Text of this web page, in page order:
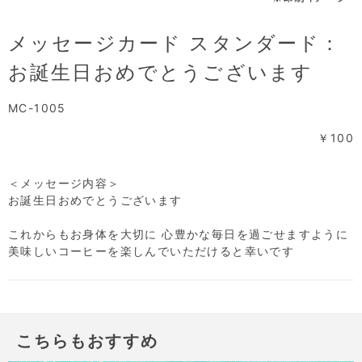
メッセージカード スタンダード：
お誕生日おめでとうございます
MC-1005
￥100
＜メッセージ内容＞
お誕生日おめでとうございます
これからもお身体を大切に 心豊かな毎日を過ごせますように
美味しいコーヒーを楽しんでいただけると幸いです
こちらもおすすめ